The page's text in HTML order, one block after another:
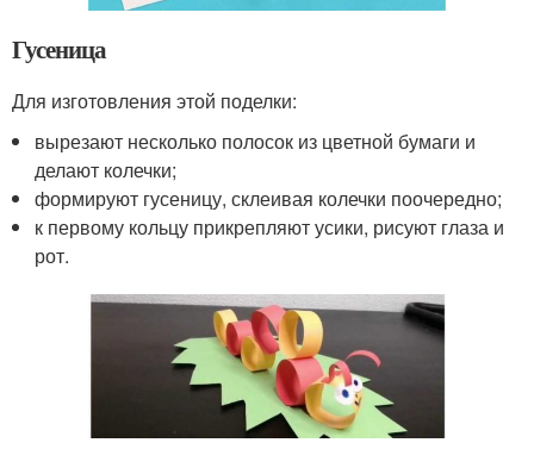
Гусеница
Для изготовления этой поделки:
вырезают несколько полосок из цветной бумаги и
делают колечки;
формируют гусеницу, склеивая колечки поочередно;
к первому кольцу прикрепляют усики, рисуют глаза и
рот.